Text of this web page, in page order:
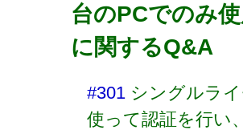
台のPCでのみ
に関するQ&A
#301 シングルラ
使って認証を行い